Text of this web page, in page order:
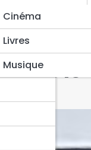
Cinéma
Livres
Musique
le